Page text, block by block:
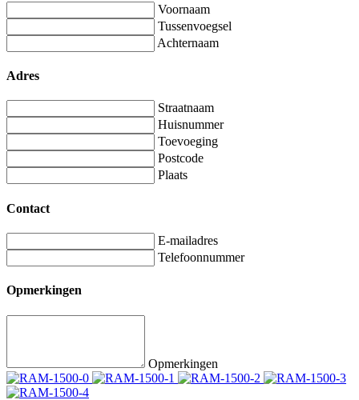
Voornaam
Tussenvoegsel
Achternaam
Adres
Straatnaam
Huisnummer
Toevoeging
Postcode
Plaats
Contact
E-mailadres
Telefoonnummer
Opmerkingen
Opmerkingen